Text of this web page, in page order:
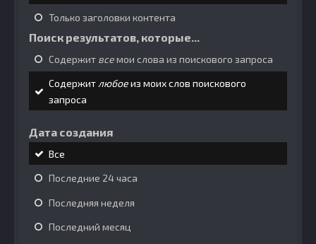
Только заголовки контента
Поиск результатов, которые...
Содержит всемои слова из поискового запроса
Содержитлюбоеиз моих слов поискового
запроса
Дата создания
Все
Последние 24 часа
Последняя неделя
Последний месяц